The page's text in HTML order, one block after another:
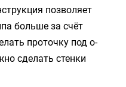
позволяет
больше за счёт
проточку под о-
сделать стенки